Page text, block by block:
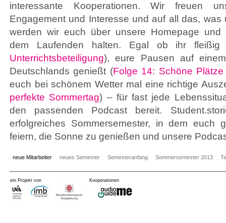
interessante Kooperationen. Wir freuen
Engagement und Interesse und auf all das, was
werden wir euch über unsere Homepage und
dem Laufenden halten. Egal ob ihr
Unterrichtsbeteiligung), eure Pausen auf
Deutschlands genießt (Folge 14: Schöne
euch bei schönem Wetter mal eine richtige
perfekte Sommertag) – für fast jede
den passenden Podcast bereit.
erfolgreiches Sommersemester, in dem euch
feiern, die Sonne zu genießen und unsere
neue Mitarbeiter neues Semester Semesteranfang Sommersemester 2013
ein Projekt von Kooperationen